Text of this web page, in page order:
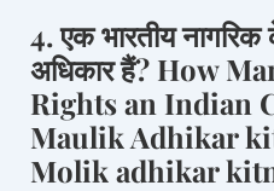
4. एक भारतीय
अधिकार हैं? How
Rights an Indian
Maulik Adhikar
Molik adhikar